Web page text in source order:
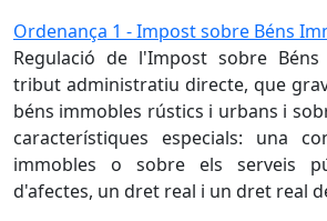
Ordenança 1 - Impost sobre Béns
Regulació de l'Impost sobre
tribut administratiu directe, que
béns immobles rústics i urbans i
característiques especials: una
immobles o sobre els serveis
d'afectes, un dret real i un dret real